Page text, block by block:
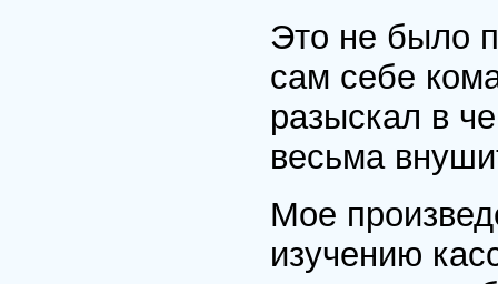
Это не было
сам себе
разыскал в
весьма
Мое
изучению